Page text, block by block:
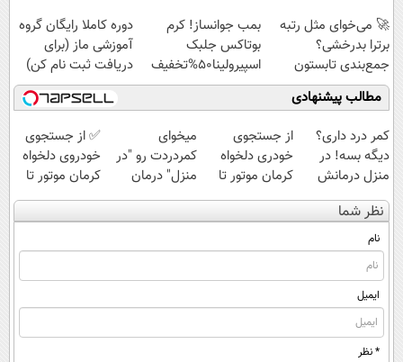
🚀 می‌خوای مثل رتبه
برترا بدرخشی؟
جمع‌بندی تابستون
رایگان ماز 📚
بمب جوانساز! کرم
بوتاکس جلبک
اسپیرولینا50%تخفیف
دوره کاملا رایگان گروه
آموزشی ماز (برای
دریافت ثبت نام کن)
مطالب پیشنهادی
کمر درد داری؟
دیگه بسه! در
منزل درمانش
کن
(◀پرسش‌نامه)
از جستجوی
خودری دلخواه
کرمان موتور تا
فروش آن،
ساده، بی واسطه
میخوای
کمردردت رو "در
منزل" درمان
کنی؟ (◂فیلم +
◂پرسش‌نامه)
✅ از جستجوی
خودروی دلخواه
کرمان موتور تا
فروش ساده، بی
واسطه و
نظر شما
نام
ایمیل
* نظر